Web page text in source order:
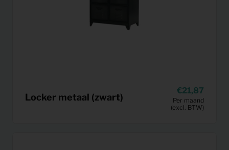
Locker metaal (zwart)
21,87
Per maand
(excl. BTW)